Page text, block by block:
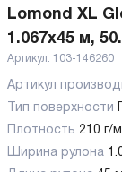
Lomond XL
1.067x45 м,
Артикул: 103-146260
Артикул
Тип поверхности
Плотность 210 г/
Ширина рулона